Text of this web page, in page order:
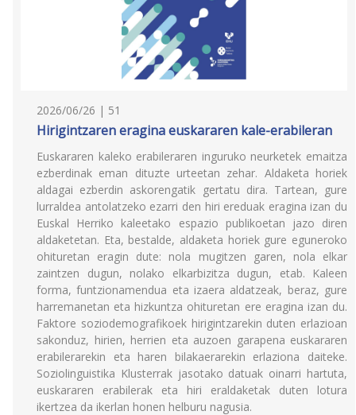
2026/06/26 | 51
Hirigintzaren eragina euskararen kale-erabileran
Euskararen kaleko erabileraren inguruko neurketek emaitza
ezberdinak eman dituzte urteetan zehar. Aldaketa horiek
aldagai ezberdin askorengatik gertatu dira. Tartean, gure
lurraldea antolatzeko ezarri den hiri ereduak eragina izan du
Euskal Herriko kaleetako espazio publikoetan jazo diren
aldaketetan. Eta, bestalde, aldaketa horiek gure eguneroko
ohituretan eragin dute: nola mugitzen garen, nola elkar
zaintzen dugun, nolako elkarbizitza dugun, etab. Kaleen
forma, funtzionamendua eta izaera aldatzeak, beraz, gure
harremanetan eta hizkuntza ohituretan ere eragina izan du.
Faktore soziodemografikoek hirigintzarekin duten erlazioan
sakonduz, hirien, herrien eta auzoen garapena euskararen
erabilerarekin eta haren bilakaerarekin erlaziona daiteke.
Soziolinguistika Klusterrak jasotako datuak oinarri hartuta,
euskararen erabilerak eta hiri eraldaketak duten lotura
ikertzea da ikerlan honen helburu nagusia.